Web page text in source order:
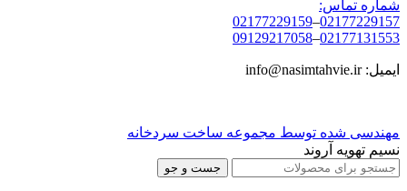
شماره تماس:
02177229157
–
02177229159
02177131553
–
09129217058
ایمیل: info@nasimtahvie.ir
مهندسی شده توسط مجموعه ساخت سردخانه
نسیم تهویه آروند
جست و جو